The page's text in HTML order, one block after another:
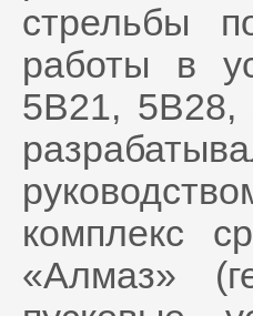
стрельбы
работы в
5В21, 5В28,
комплекс
«Алмаз»